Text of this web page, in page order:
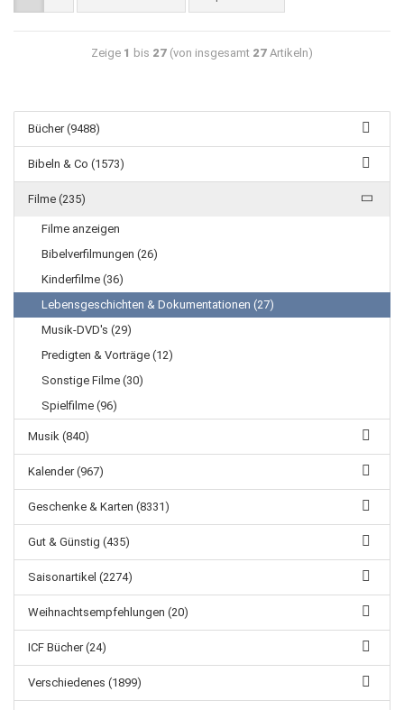
Zeige 1 bis 27 (von insgesamt 27 Artikeln)
Bücher (9488)
Bibeln & Co (1573)
Filme (235)
Filme anzeigen
Bibelverfilmungen (26)
Kinderfilme (36)
Lebensgeschichten & Dokumentationen (27)
Musik-DVD's (29)
Predigten & Vorträge (12)
Sonstige Filme (30)
Spielfilme (96)
Musik (840)
Kalender (967)
Geschenke & Karten (8331)
Gut & Günstig (435)
Saisonartikel (2274)
Weihnachtsempfehlungen (20)
ICF Bücher (24)
Verschiedenes (1899)